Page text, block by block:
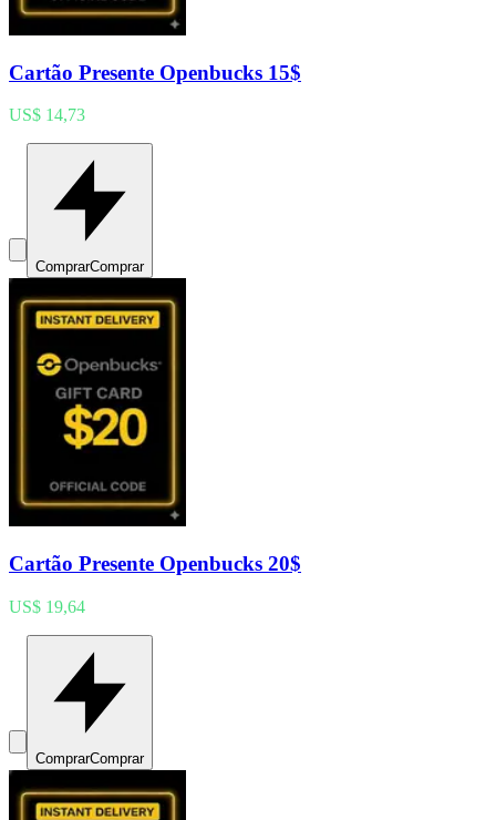
Cartão Presente Openbucks 15$
US$ 14,73
ComprarComprar
Cartão Presente Openbucks 20$
US$ 19,64
ComprarComprar